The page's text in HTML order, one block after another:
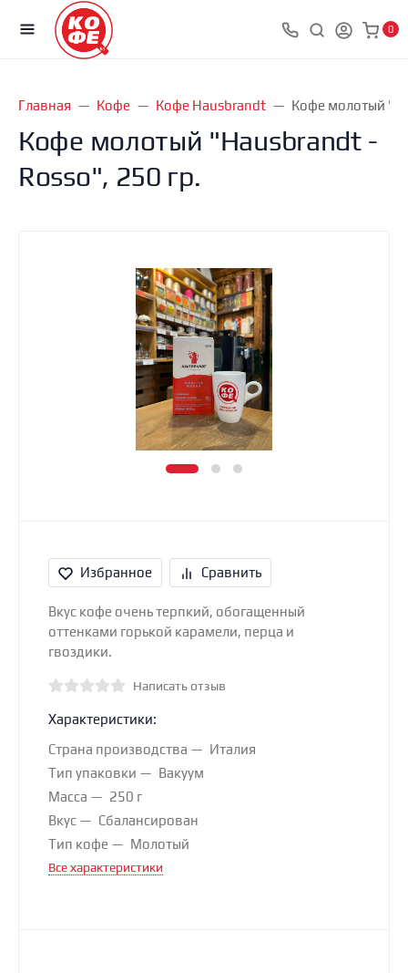
0
Главная Кофе Кофе Hausbrandt Кофе молотый
Кофе молотый "Hausbrandt -
Rosso", 250 гр.
Избранное Сравнить
Вкус кофе очень терпкий, обогащенный
оттенками горькой карамели, перца и
гвоздики.
Написать отзыв
Характеристики:
Страна производства
Италия
Тип упаковки
Вакуум
Масса
250 г
Вкус
Сбалансирован
Тип кофе
Молотый
Все характеристики